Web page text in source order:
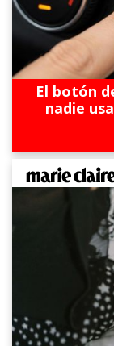
El botón
nadie